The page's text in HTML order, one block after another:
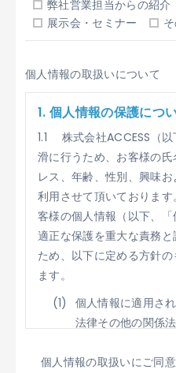
弊社営業担当からの紹介
展示会・セミナー
個人情報の取扱いについて
1. 個人情報の保護につ
1.1 株式会社ACCESS（以
滑に行うため、お客様の
レス、年齢、性別、興味
利用させて頂いておりま
客様の個人情報（以下、
適正な保護を重大な責務
ため、以下に定める方針
ます。
個人情報に適用さ
法律その他の関係
に関する慣行に準
個人情報の取扱いにご同